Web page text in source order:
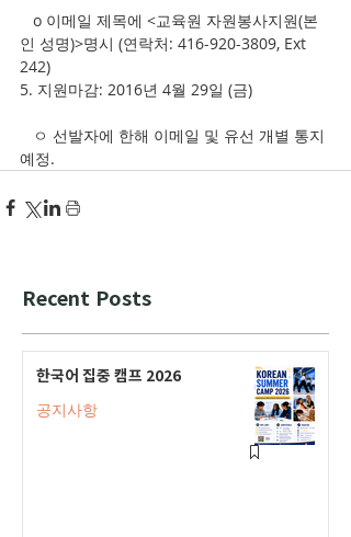
인 성명)>명시 (연락처: 416-920-3809, Ext
242)
5. 지원마감: 2016년 4월 29일 (금)
예정.
Recent Posts
한국어 집중 캠프 2026
공지사항